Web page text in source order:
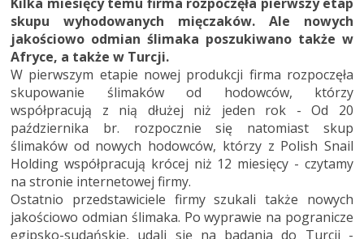
skupu wyhodowanych mięczaków. Ale nowych
jakościowo odmian ślimaka poszukiwano także w
Afryce, a także w Turcji.
W pierwszym etapie nowej produkcji firma rozpoczęła
skupowanie ślimaków od hodowców, którzy
współpracują z nią dłużej niż jeden rok - Od 20
października br. rozpocznie się natomiast skup
ślimaków od nowych hodowców, którzy z Polish Snail
Holding współpracują krócej niż 12 miesięcy - czytamy
na stronie internetowej firmy.
Ostatnio przedstawiciele firmy szukali także nowych
jakościowo odmian ślimaka. Po wyprawie na pogranicze
egipsko-sudańskie, udali się na badania do Turcji -